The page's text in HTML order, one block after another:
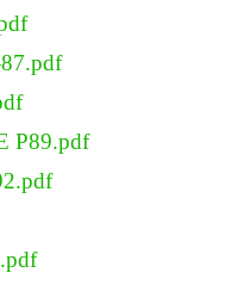
P89.pdf